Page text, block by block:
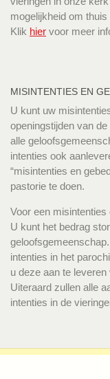
mogelijkheid om
Klik hier voor meer
MISINTENTIES EN
U kunt uw
openingstijden van
alle
intenties ook
“misintenties en
pastorie te doen.
Voor een
U kunt het bedrag
intenties in het
u deze aan te
Uiteraard zullen alle
intenties in de